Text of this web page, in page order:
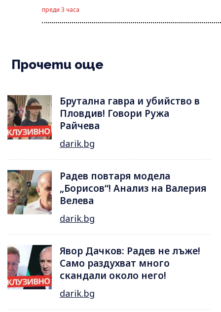
преди 3 часа
Прочети още
Брутална гавра и убийство в
Пловдив! Говори Ружа
Райчева
darik.bg
Радев повтаря модела
„Борисов“! Анализ на Валерия
Велева
darik.bg
Явор Дачков: Радев не лъже!
Само раздухват много
скандали около него!
darik.bg